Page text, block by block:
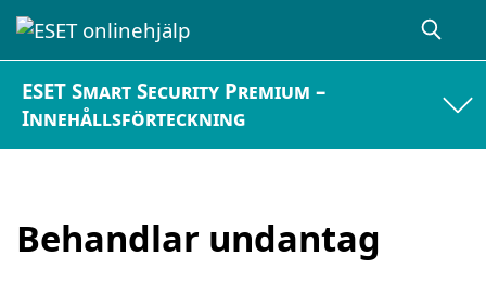
ESET Smart Security Premium –
Innehållsförteckning
Behandlar undantag